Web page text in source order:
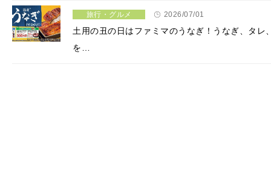
旅行・グルメ 2026/07/01
土用の丑の日はファミマのうなぎ！うなぎ、タ
を…